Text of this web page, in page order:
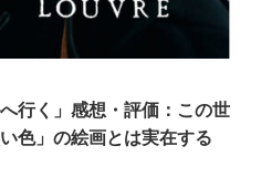
行く」感想・評価：この世
色」の絵画とは実在する